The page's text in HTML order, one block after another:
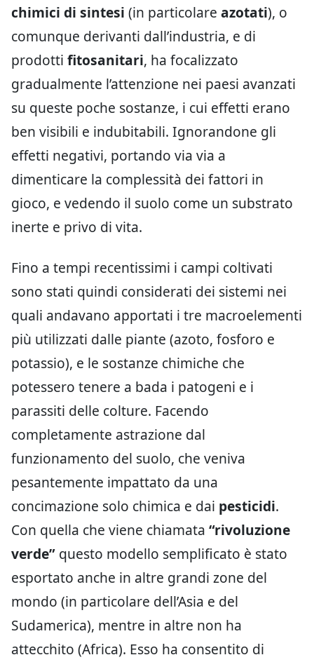
chimici di sintesi (in particolare azotati), o
comunque derivanti dall’industria, e di
prodotti fitosanitari, ha focalizzato
gradualmente l’attenzione nei paesi avanzati
su queste poche sostanze, i cui effetti erano
ben visibili e indubitabili. Ignorandone gli
effetti negativi, portando via via a
dimenticare la complessità dei fattori in
gioco, e vedendo il suolo come un substrato
inerte e privo di vita.
Fino a tempi recentissimi i campi coltivati
sono stati quindi considerati dei sistemi nei
quali andavano apportati i tre macroelementi
più utilizzati dalle piante (azoto, fosforo e
potassio), e le sostanze chimiche che
potessero tenere a bada i patogeni e i
parassiti delle colture. Facendo
completamente astrazione dal
funzionamento del suolo, che veniva
pesantemente impattato da una
concimazione solo chimica e dai pesticidi.
Con quella che viene chiamata “rivoluzione
verde” questo modello semplificato è stato
esportato anche in altre grandi zone del
mondo (in particolare dell’Asia e del
Sudamerica), mentre in altre non ha
attecchito (Africa). Esso ha consentito di